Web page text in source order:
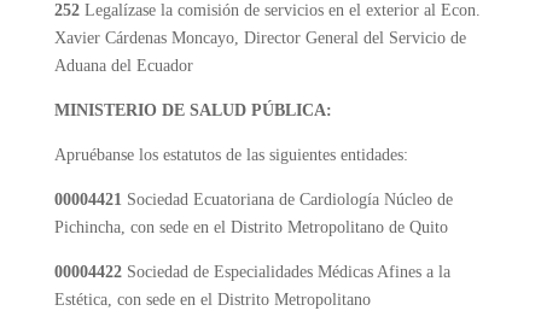
252 Legalízase la comisión de servicios en el exterior al Econ.
Xavier Cárdenas Moncayo, Director General del Servicio de
Aduana del Ecuador
MINISTERIO DE SALUD PÚBLICA:
Apruébanse los estatutos de las siguientes entidades:
00004421 Sociedad Ecuatoriana de Cardiología Núcleo de
Pichincha, con sede en el Distrito Metropolitano de Quito
00004422 Sociedad de Especialidades Médicas Afines a la
Estética, con sede en el Distrito Metropolitano